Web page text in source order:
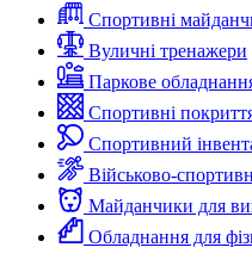
Спортивні
Вуличні тренажери
Паркове
Спортивні
Спортивний
Військово-
Майданчики для
Обладнання для